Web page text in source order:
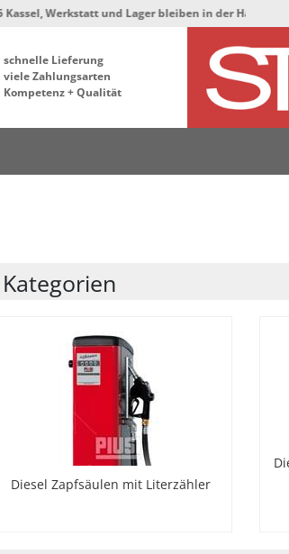
und Lager bleiben in der Hafenstrasse 76,
schnelle Lieferung
viele Zahlungsarten
Kompetenz + Qualität
Kategorien
Diesel Zapfsäulen mit Literzähler